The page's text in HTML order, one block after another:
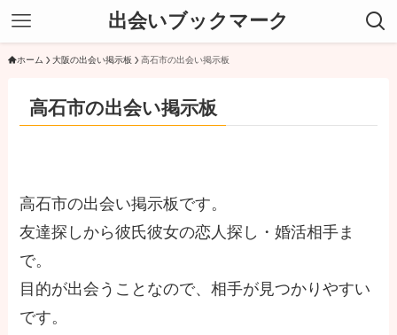
出会いブックマーク
ホーム 大阪の出会い掲示板 高石市の出会い掲示板
高石市の出会い掲示板
高石市の出会い掲示板です。
友達探しから彼氏彼女の恋人探し・婚活相手ま
で。
目的が出会うことなので、相手が見つかりやすい
です。